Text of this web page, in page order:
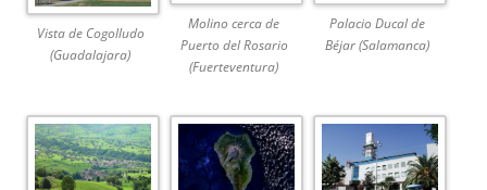
Vista de Cogolludo
(Guadalajara)
Molino cerca de
Puerto del Rosario
(Fuerteventura)
Palacio Ducal de
Béjar (Salamanca)